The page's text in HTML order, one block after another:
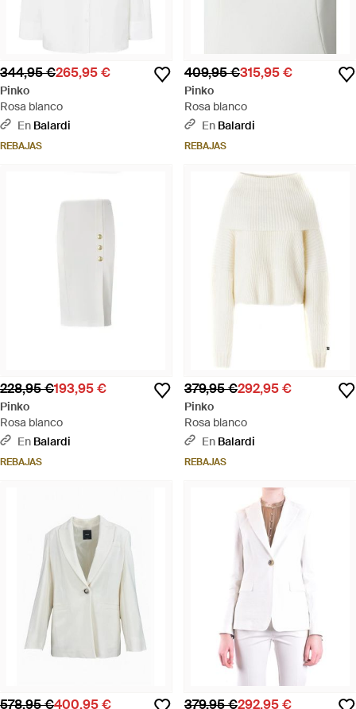
344,95 €265,95 €
Pinko
Rosa blanco
En Balardi
REBAJAS
409,95 €315,95 €
Pinko
Rosa blanco
En Balardi
REBAJAS
228,95 €193,95 €
Pinko
Rosa blanco
En Balardi
REBAJAS
379,95 €292,95 €
Pinko
Rosa blanco
En Balardi
REBAJAS
578,95 €400,95 € 379,95 €292,95 €